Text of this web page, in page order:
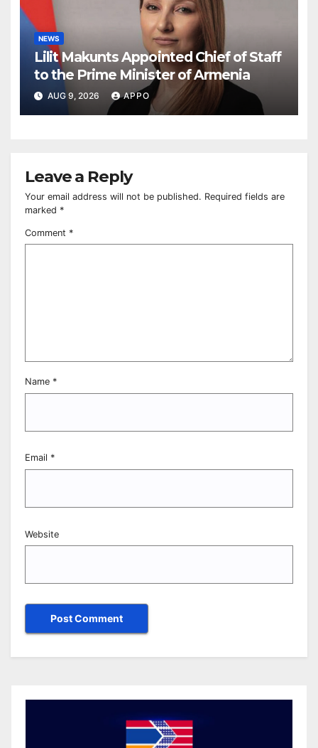
NEWS
Lilit Makunts Appointed Chief of Staff
to the Prime Minister of Armenia
AUG 9, 2026 APPO
Leave a Reply
Your email address will not be published. Required fields are
marked *
Comment *
Name *
Email *
Website